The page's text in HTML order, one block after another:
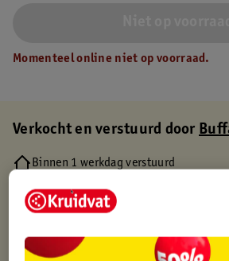
Momenteel online niet op voorraad.
Verkocht en verstuurd door
Binnen 1 werkdag verstuurd
Gratis retourneren via verkooppartner.